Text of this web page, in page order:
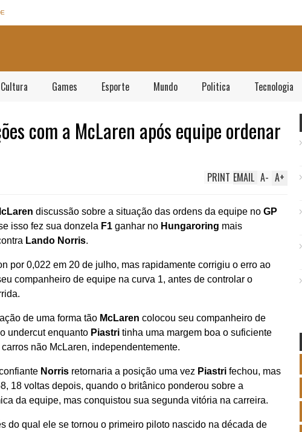
Cultura Games Esporte Mundo Politica Tecnologia
com a McLaren após equipe ordenar
A+
A-
EMAIL
PRINT
discussão sobre a situação das ordens da equipe no GP
isso fez sua donzela F1 ganhar no Hungaroring mais
Lando Norris.
por 0,022 em 20 de julho, mas rapidamente corrigiu o erro ao
companheiro de equipe na curva 1, antes de controlar o
de uma forma tão McLaren colocou seu companheiro de
undercut enquanto Piastri tinha uma margem boa o suficiente
não McLaren, independentemente.
Norris retornaria a posição uma vez Piastri fechou, mas
18 voltas depois, quando o britânico ponderou sobre a
da equipe, mas conquistou sua segunda vitória na carreira.
do qual ele se tornou o primeiro piloto nascido na década de